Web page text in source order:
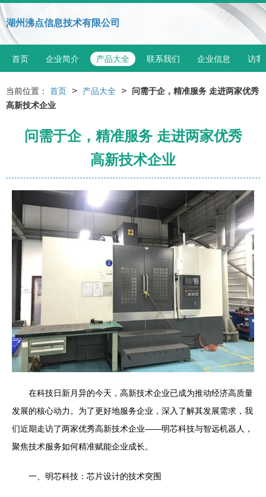
湖州沸点信息技术有限公司
首页 企业简介 产品大全 联系我们 企业信息 访客
当前位置： 首页 > 产品大全 >
问需于企，精准服务 走进两家优秀
高新技术企业
问需于企，精准服务 走进两家优秀
高新技术企业
在科技日新月异的今天，高新技术企业已成为推动经济高质量
发展的核心动力。为了更好地服务企业，深入了解其发展需求，我
们近期走访了两家优秀高新技术企业——明芯科技与智远机器人，
聚焦技术服务如何精准赋能企业成长。
一、明芯科技：芯片设计的技术突围